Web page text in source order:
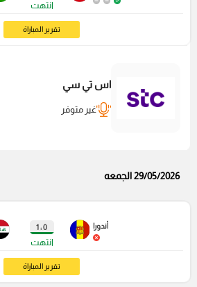
انتهت
تقرير المباراة
اس تي سي
غير متوفر
29/05/2026 الجمعه
أندورا 0 : 1
انتهت
تقرير المباراة